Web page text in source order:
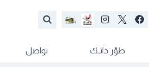
طوّر ذاتـك تواصل